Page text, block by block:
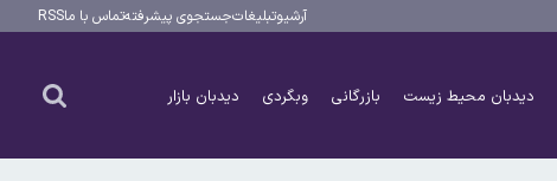
آرشیوتبلیغاتجستجوی پیشرفتهتماس با ماRSS
دیدبان محیط زیست بازرگانی وبگردی دیدبان بازار